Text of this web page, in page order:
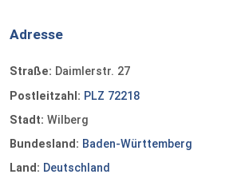
Adresse
Straße: Daimlerstr. 27
Postleitzahl: PLZ 72218
Stadt: Wilberg
Bundesland: Baden-Württemberg
Land: Deutschland